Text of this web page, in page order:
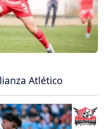
Atlético